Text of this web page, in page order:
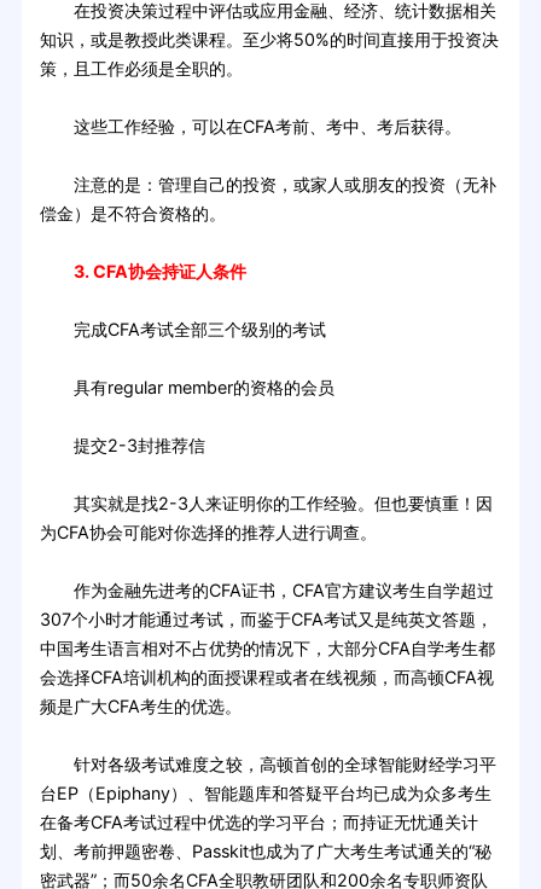
在投资决策过程中评估或应用金融、经济、统计数据相关
知识，或是教授此类课程。至少将50%的时间直接用于投资决
策，且工作必须是全职的。
这些工作经验，可以在CFA考前、考中、考后获得。
注意的是：管理自己的投资，或家人或朋友的投资（无补
偿金）是不符合资格的。
3. CFA协会持证人条件
完成CFA考试全部三个级别的考试
具有regular member的资格的会员
提交2-3封推荐信
其实就是找2-3人来证明你的工作经验。但也要慎重！因
为CFA协会可能对你选择的推荐人进行调查。
作为金融先进考的CFA证书，CFA官方建议考生自学超过
307个小时才能通过考试，而鉴于CFA考试又是纯英文答题，
中国考生语言相对不占优势的情况下，大部分CFA自学考生都
会选择CFA培训机构的面授课程或者在线视频，而高顿CFA视
频是广大CFA考生的优选。
针对各级考试难度之较，高顿首创的全球智能财经学习平
台EP（Epiphany）、智能题库和答疑平台均已成为众多考生
在备考CFA考试过程中优选的学习平台；而持证无忧通关计
划、考前押题密卷、Passkit也成为了广大考生考试通关的“秘
密武器”；而50余名CFA全职教研团队和200余名专职师资队